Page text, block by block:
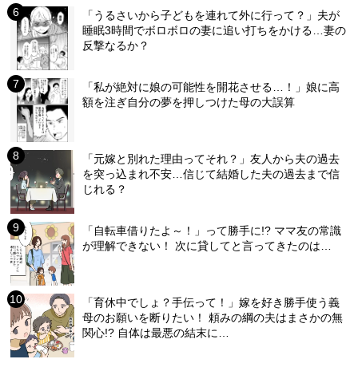
「うるさいから子どもを連れて外に行って？」夫が
睡眠3時間でボロボロの妻に追い打ちをかける…妻の
反撃なるか？
「私が絶対に娘の可能性を開花させる…！」娘に高
額を注ぎ自分の夢を押しつけた母の大誤算
「元嫁と別れた理由ってそれ？」友人から夫の過去
を突っ込まれ不安…信じて結婚した夫の過去まで信
じれる？
「自転車借りたよ～！」って勝手に!? ママ友の常識
が理解できない！ 次に貸してと言ってきたのは…
「育休中でしょ？手伝って！」嫁を好き勝手使う義
母のお願いを断りたい！ 頼みの綱の夫はまさかの無
関心!? 自体は最悪の結末に…